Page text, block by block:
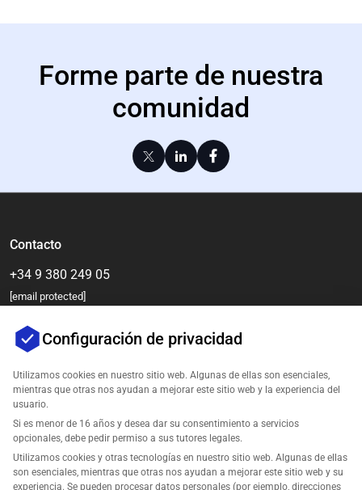
Forme parte de nuestra
comunidad
Contacto
+34 9 380 249 05
[email protected]
Empresa
Configuración de privacidad
Utilizamos cookies en nuestro sitio web. Algunas de ellas son esenciales,
mientras que otras nos ayudan a mejorar este sitio web y la experiencia del
usuario.
Si es menor de 16 años y desea dar su consentimiento a servicios
opcionales, debe pedir permiso a sus tutores legales.
Utilizamos cookies y otras tecnologías en nuestro sitio web. Algunas de ellas
son esenciales, mientras que otras nos ayudan a mejorar este sitio web y su
experiencia. Se pueden procesar datos personales (por ejemplo, direcciones